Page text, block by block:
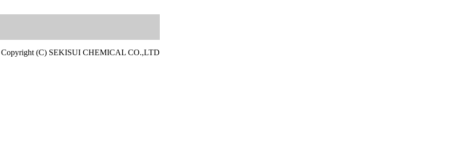
Copyright (C) SEKISUI CHEMICAL CO.,LTD